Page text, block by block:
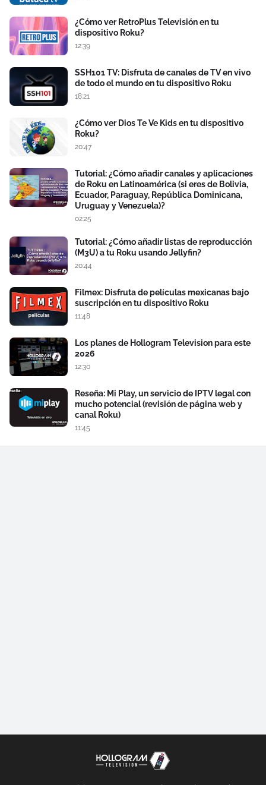
¿Cómo ver RetroPlus Televisión en tu
dispositivo Roku?
12:39
SSH101 TV: Disfruta de canales de TV en vivo
de todo el mundo en tu dispositivo Roku
18:21
¿Cómo ver Dios Te Ve Kids en tu dispositivo
Roku?
20:47
Tutorial: ¿Cómo añadir canales y aplicaciones
de Roku en Latinoamérica (si eres de Bolivia,
Ecuador, Paraguay, República Dominicana,
Uruguay y Venezuela)?
02:25
Tutorial: ¿Cómo añadir listas de reproducción
(M3U) a tu Roku usando Jellyfin?
20:44
Filmex: Disfruta de películas mexicanas bajo
suscripción en tu dispositivo Roku
11:48
Los planes de Hollogram Television para este
2026
12:30
Reseña: Mi Play, un servicio de IPTV legal con
mucho potencial (revisión de página web y
canal Roku)
11:45